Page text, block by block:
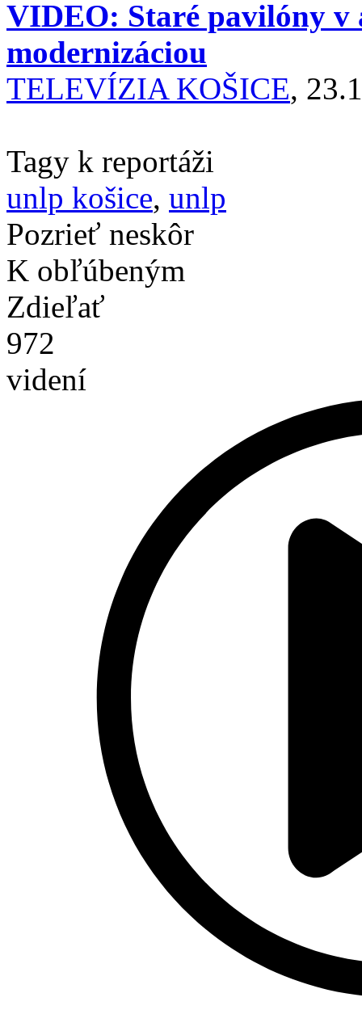
VIDEO: Staré pavilóny v
modernizáciou
TELEVÍZIA KOŠICE,
Tagy k reportáži
unlp košice, unlp
Pozrieť neskôr
K obľúbeným
Zdieľať
972
videní